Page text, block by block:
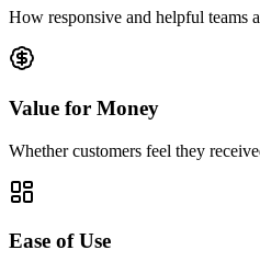
How responsive and helpful teams
Value for Money
Whether customers feel they
Ease of Use